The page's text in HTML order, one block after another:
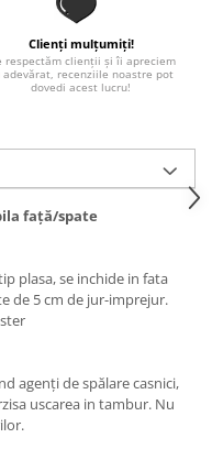
Clienți mulțumiți!
respectăm clienții și îi apreciem
adevărat, recenziile noastre pot
dovedi acest lucru!
față/spate
plasa, se inchide in fata
de 5 cm de jur-imprejur.
agenţi de spălare casnici,
uscarea in tambur. Nu